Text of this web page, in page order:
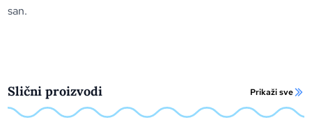
san.
Slični proizvodi Prikaži sve